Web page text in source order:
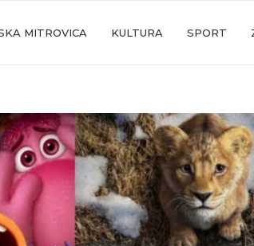
MITROVICA KULTURA SPORT